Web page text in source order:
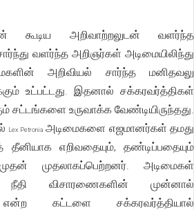
கூடிய அறிவாற்றலுடன் வளர்ந்த
வளர்ந்த அறிஞர்கள் அடிமையிலிந்து
அறிவியல் சார்ந்த மனிதவலு
உட்பட்டது. இதனால் சக்கரவர்த்திகள்
சட்டங்களை உருவாக்க வேண்டியிருந்தது.
Lex Petroniaஅடிமைகளை எஜமானர்கள் தமது
தீனியாக எறிவதையும், தண்டிப்பதையும்
முதலாகப்பெற்றனர். அடிமைகள்
விசாரணைகளின் முன்னால்
என்ற கட்டளை சக்கரவர்த்தியால்